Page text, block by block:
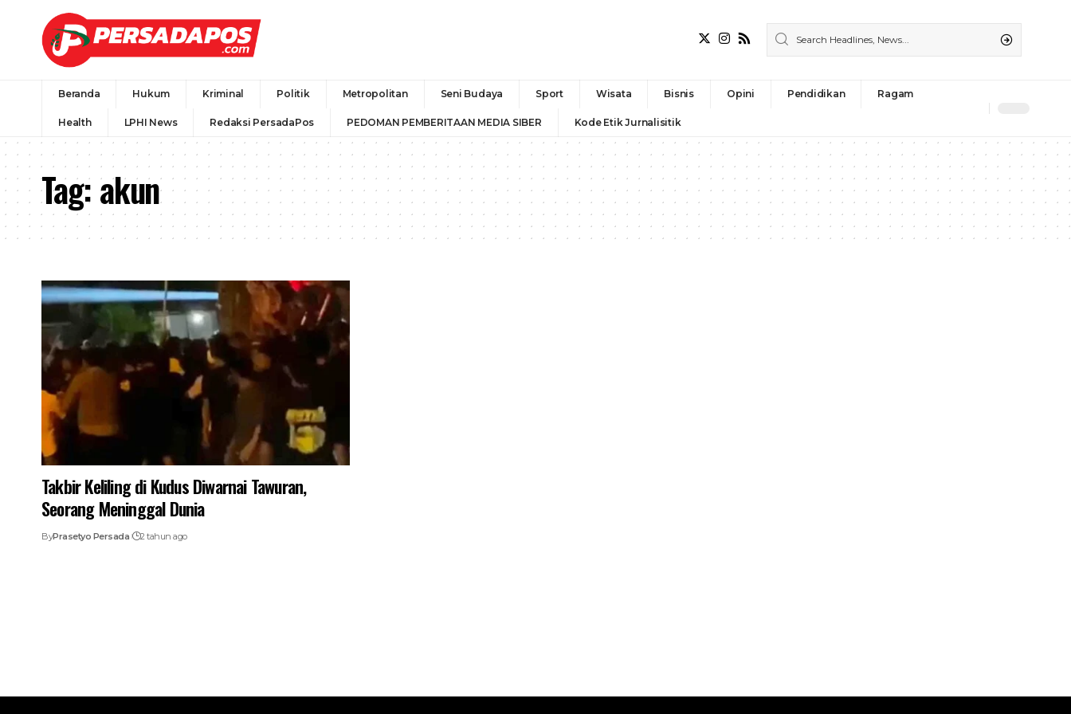
Beranda Hukum Kriminal Politik Metropolitan Seni Budaya Sport Wisata Bisnis Opini Pendidikan Ragam
Health LPHI News Redaksi PersadaPos PEDOMAN PEMBERITAAN MEDIA SIBER Kode Etik Jurnalisitik
Tag:akun
Takbir Keliling di Kudus Diwarnai Tawuran,
Seorang Meninggal Dunia
ByPrasetyo Persada 2 tahun ago